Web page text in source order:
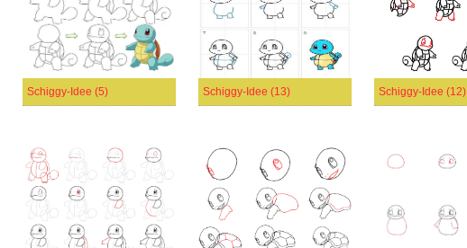
Schiggy-Idee (5) Schiggy-Idee (13) Schiggy-Idee (12)